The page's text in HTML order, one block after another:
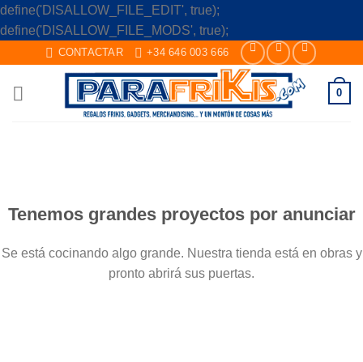
define('DISALLOW_FILE_EDIT', true);
define('DISALLOW_FILE_MODS', true);
to
content
CONTACTAR +34 646 003 666
0
Tenemos grandes proyectos por anunciar
Se está cocinando algo grande. Nuestra tienda está en obras y
pronto abrirá sus puertas.